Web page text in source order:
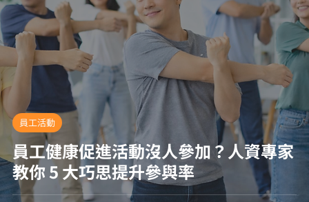
員工健康促進活動沒人參加？人資專家
教你 5 大巧思提升參與率
員工活動